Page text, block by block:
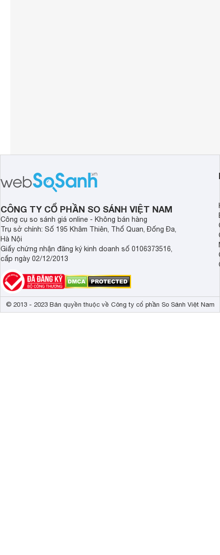
CÔNG TY CỔ PHẦN SO SÁNH VIỆT NAM
Công cụ so sánh giá online - Không bán hàng
Trụ sở chính: Số 195 Khâm Thiên, Thổ Quan, Đống Đa,
Hà Nội
Giấy chứng nhận đăng ký kinh doanh số 0106373516,
cấp ngày 02/12/2013
© 2013 - 2023 Bản quyền thuộc về Công ty cổ phần So Sánh Việt Nam